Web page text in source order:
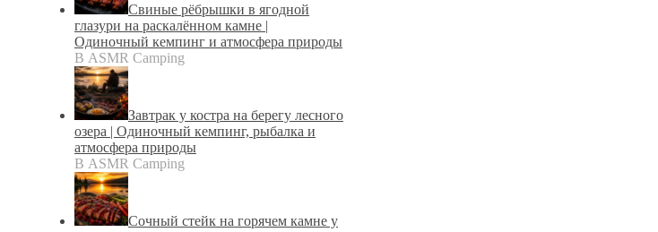
Свиные рёбрышки в ягодной
глазури на раскалённом камне |
Одиночный кемпинг и атмосфера природы
В ASMR Camping
Завтрак у костра на берегу лесного
озера | Одиночный кемпинг, рыбалка и
атмосфера природы
В ASMR Camping
Сочный стейк на горячем камне у